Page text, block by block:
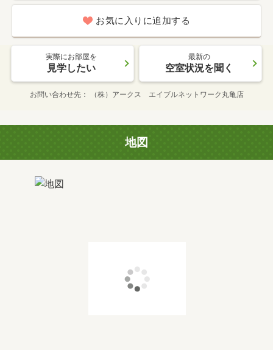
お気に入りに追加する
実際にお部屋を
見学したい
最新の
空室状況を聞く
お問い合わせ先 （株）アークス エイブルネットワーク丸亀店
地図